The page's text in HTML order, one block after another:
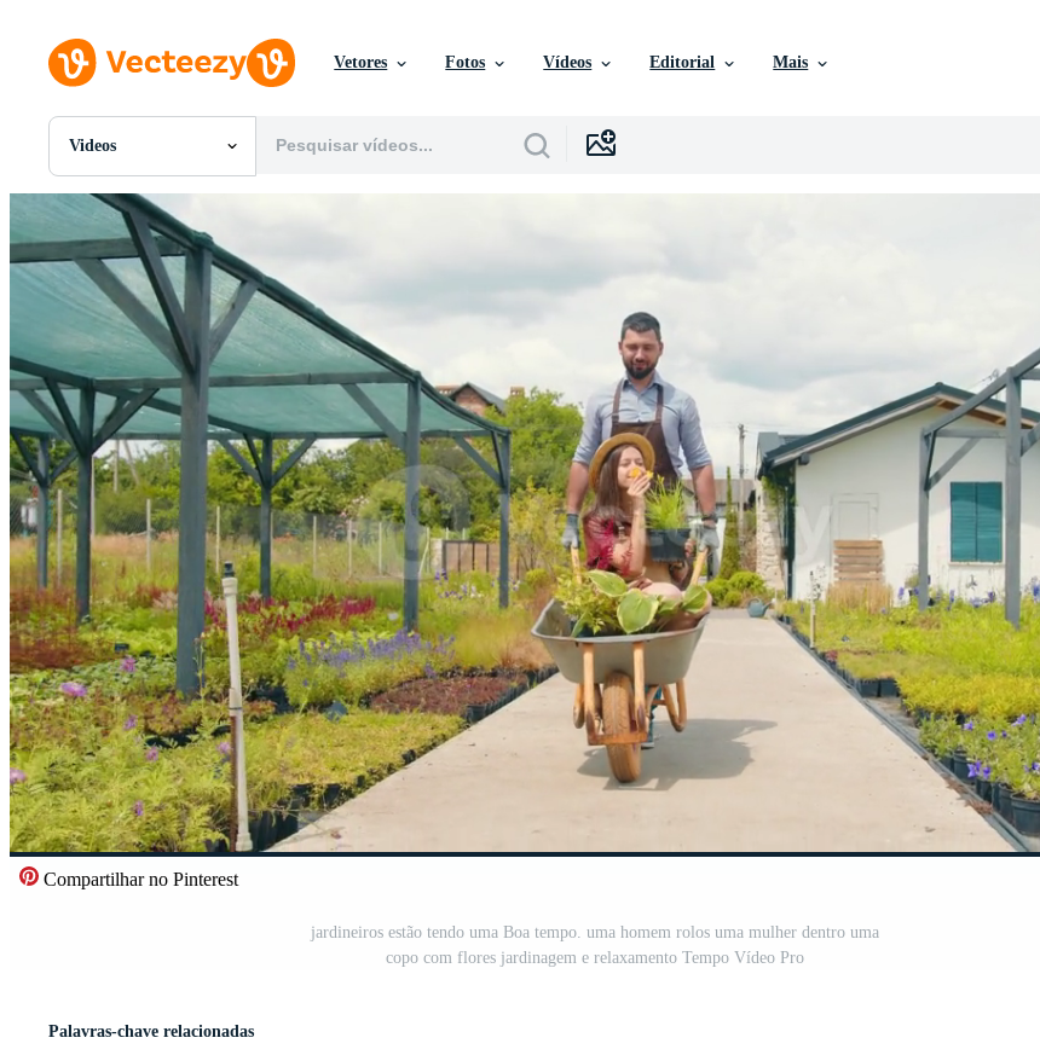
Vetores Fotos Vídeos Editorial Mais
Videos
Todas Imagens
Fotos
PNGs
PSDs
SVGs
Modelos
Vetores
Videos
Motion graphics
Imagens Editoriais
Eventos Editoriais
Compartilhar no Pinterest
jardineiros estão tendo uma Boa tempo. uma homem rolos uma mulher dentro uma
copo com flores jardinagem e relaxamento Tempo Vídeo Pro
Palavras-chave relacionadas